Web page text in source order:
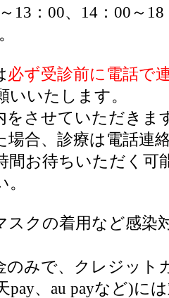
13：00、14：00～
必ず受診前に電話で
いいたします。
をさせていただきま
場合、診療は電話連
間お待ちいただく可
スクの着用など感染
のみで、クレジット
pay、au payなど)に